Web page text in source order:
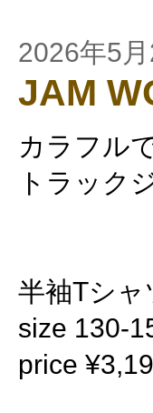
2026年5
JAM
カラフル
トラック
半袖Tシャ
size 130-
price